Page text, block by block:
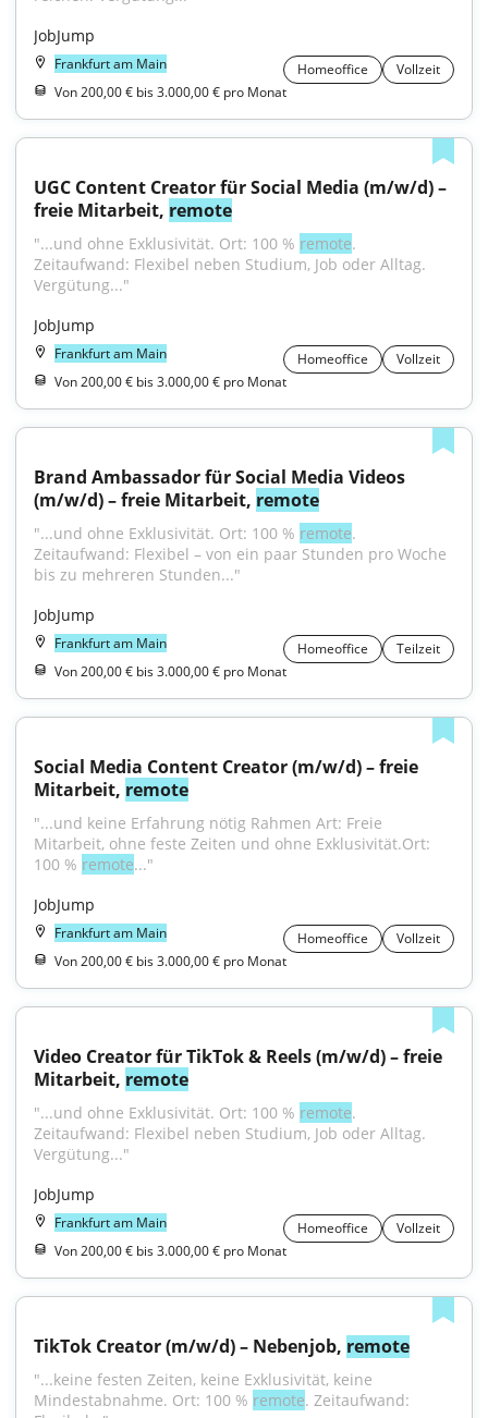
JobJump
Frankfurt am Main Homeoffice
Vollzeit
Von 200,00 € bis 3.000,00 € pro Monat
UGC Content Creator für Social Media (m/w/d) –
freie Mitarbeit, remote
"...und ohne Exklusivität. Ort: 100 % remote.
Zeitaufwand: Flexibel neben Studium, Job oder Alltag.
Vergütung..."
JobJump
Frankfurt am Main Homeoffice
Vollzeit
Von 200,00 € bis 3.000,00 € pro Monat
Brand Ambassador für Social Media Videos
(m/w/d) – freie Mitarbeit, remote
"...und ohne Exklusivität. Ort: 100 % remote.
Zeitaufwand: Flexibel – von ein paar Stunden pro Woche
bis zu mehreren Stunden..."
JobJump
Frankfurt am Main Homeoffice
Teilzeit
Von 200,00 € bis 3.000,00 € pro Monat
Social Media Content Creator (m/w/d) – freie
Mitarbeit, remote
"...und keine Erfahrung nötig Rahmen Art: Freie
Mitarbeit, ohne feste Zeiten und ohne Exklusivität.Ort:
100 % remote..."
JobJump
Frankfurt am Main Homeoffice
Vollzeit
Von 200,00 € bis 3.000,00 € pro Monat
Video Creator für TikTok & Reels (m/w/d) – freie
Mitarbeit, remote
"...und ohne Exklusivität. Ort: 100 % remote.
Zeitaufwand: Flexibel neben Studium, Job oder Alltag.
Vergütung..."
JobJump
Frankfurt am Main Homeoffice
Vollzeit
Von 200,00 € bis 3.000,00 € pro Monat
TikTok Creator (m/w/d) – Nebenjob, remote
"...keine festen Zeiten, keine Exklusivität, keine
Mindestabnahme. Ort: 100 % remote. Zeitaufwand: